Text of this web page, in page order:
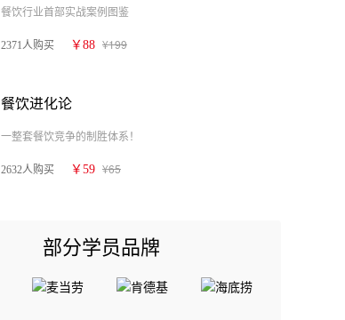
餐饮行业首部实战案例图鉴
2371人购买 ￥88 ¥199
餐饮进化论
一整套餐饮竞争的制胜体系！
2632人购买 ￥59 ¥65
部分学员品牌